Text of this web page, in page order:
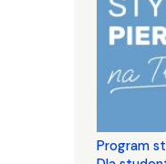
Program